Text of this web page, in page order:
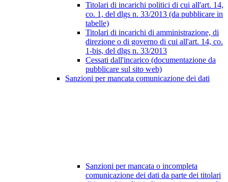
Titolari di incarichi politici di cui all'art. 14,
co. 1, del dlgs n. 33/2013 (da pubblicare in
tabelle)
Titolari di incarichi di amministrazione, di
direzione o di governo di cui all'art. 14, co.
1-bis, del dlgs n. 33/2013
Cessati dall'incarico (documentazione da
pubblicare sul sito web)
Sanzioni per mancata comunicazione dei dati
Sanzioni per mancata o incompleta
comunicazione dei dati da parte dei titolari